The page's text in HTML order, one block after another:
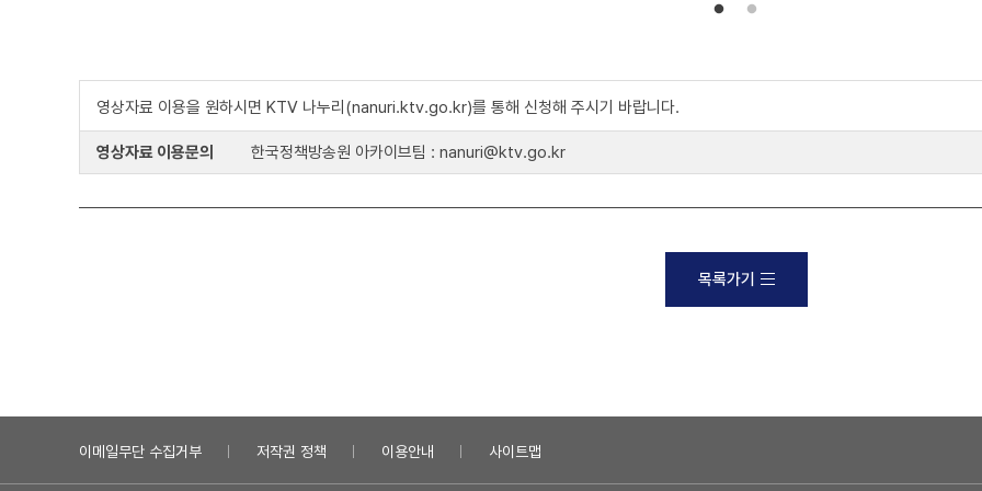
영상자료 이용을 원하시면 KTV 나누리(nanuri.ktv.go.kr)를 통해 신청해 주시기 바랍니다.
영상자료 이용문의 한국정책방송원 아카이브팀 : nanuri@ktv.go.kr
목록가기
이메일무단 수집거부 저작권 정책 이용안내 사이트맵